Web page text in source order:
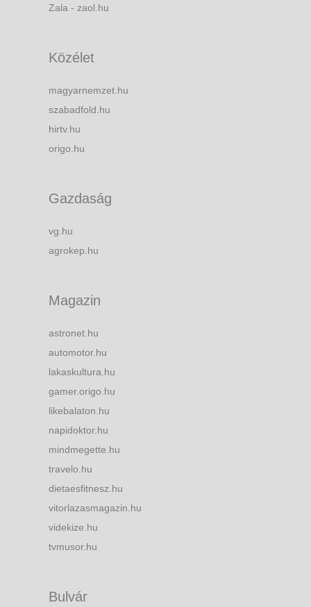
Zala - zaol.hu
Közélet
magyarnemzet.hu
szabadfold.hu
hirtv.hu
origo.hu
Gazdaság
vg.hu
agrokep.hu
Magazin
astronet.hu
automotor.hu
lakaskultura.hu
gamer.origo.hu
likebalaton.hu
napidoktor.hu
mindmegette.hu
travelo.hu
dietaesfitnesz.hu
vitorlazasmagazin.hu
videkize.hu
tvmusor.hu
Bulvár